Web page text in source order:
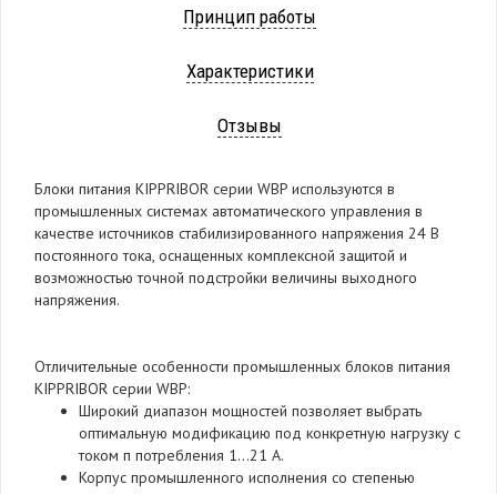
Принцип работы
Характеристики
Отзывы
Блоки питания KIPPRIBOR серии WBP используются в
промышленных системах автоматического управления в
качестве источников стабилизированного напряжения 24 В
постоянного тока, оснащенных комплексной защитой и
возможностью точной подстройки величины выходного
напряжения.
Отличительные особенности промышленных блоков питания
KIPPRIBOR серии WBP:
Широкий диапазон мощностей позволяет выбрать
оптимальную модификацию под конкретную нагрузку с
током п потребления 1…21 А.
Корпус промышленного исполнения со степенью